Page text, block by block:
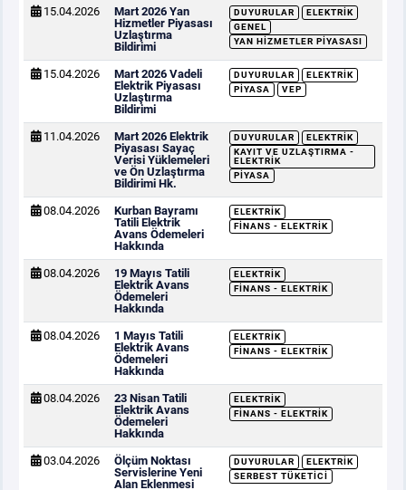
15.04.2026
Mart 2026 Yan
Hizmetler Piyasası
Uzlaştırma
Bildirimi
DUYURULAR
ELEKTRIK
GENEL
YAN HIZMETLER PIYASASI
15.04.2026
Mart 2026 Vadeli
Elektrik Piyasası
Uzlaştırma
Bildirimi
DUYURULAR
ELEKTRIK
PIYASA
VEP
11.04.2026
Mart 2026 Elektrik
Piyasası Sayaç
Verisi Yüklemeleri
ve Ön Uzlaştırma
Bildirimi Hk.
DUYURULAR
ELEKTRIK
KAYIT VE UZLAŞTIRMA -
ELEKTRIK
PIYASA
08.04.2026
Kurban Bayramı
Tatili Elektrik
Avans Ödemeleri
Hakkında
ELEKTRIK
FINANS - ELEKTRIK
08.04.2026
19 Mayıs Tatili
Elektrik Avans
Ödemeleri
Hakkında
ELEKTRIK
FINANS - ELEKTRIK
08.04.2026
1 Mayıs Tatili
Elektrik Avans
Ödemeleri
Hakkında
ELEKTRIK
FINANS - ELEKTRIK
08.04.2026
23 Nisan Tatili
Elektrik Avans
Ödemeleri
Hakkında
ELEKTRIK
FINANS - ELEKTRIK
03.04.2026
Ölçüm Noktası
Servislerine Yeni
Alan Eklenmesi
DUYURULAR
ELEKTRIK
SERBEST TÜKETICI